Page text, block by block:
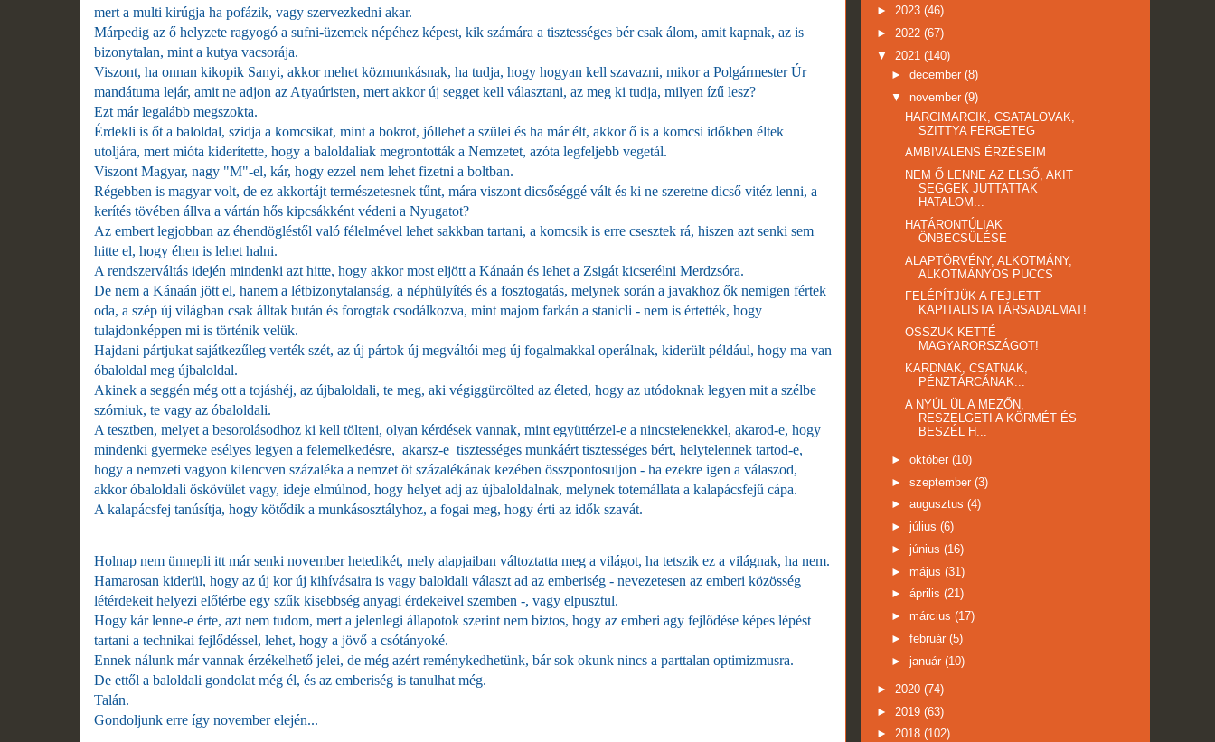
mert a multi kirúgja ha pofázik, vagy szervezkedni akar.
Márpedig az ő helyzete ragyogó a sufni-üzemek népéhez képest, kik számára a tisztességes bér csak álom, amit kapnak, az is
bizonytalan, mint a kutya vacsorája.
Viszont, ha onnan kikopik Sanyi, akkor mehet közmunkásnak, ha tudja, hogy hogyan kell szavazni, mikor a Polgármester Úr
mandátuma lejár, amit ne adjon az Atyaúristen, mert akkor új segget kell választani, az meg ki tudja, milyen ízű lesz?
Ezt már legalább megszokta.
Érdekli is őt a baloldal, szidja a komcsikat, mint a bokrot, jóllehet a szülei és ha már élt, akkor ő is a komcsi időkben éltek
utoljára, mert mióta kiderítette, hogy a baloldaliak megrontották a Nemzetet, azóta legfeljebb vegetál.
Viszont Magyar, nagy "M"-el, kár, hogy ezzel nem lehet fizetni a boltban.
Régebben is magyar volt, de ez akkortájt természetesnek tűnt, mára viszont dicsőséggé vált és ki ne szeretne dicső vitéz lenni, a
kerítés tövében állva a vártán hős kipcsákként védeni a Nyugatot?
Az embert legjobban az éhendögléstől való félelmével lehet sakkban tartani, a komcsik is erre csesztek rá, hiszen azt senki sem
hitte el, hogy éhen is lehet halni.
A rendszerváltás idején mindenki azt hitte, hogy akkor most eljött a Kánaán és lehet a Zsigát kicserélni Merdzsóra.
De nem a Kánaán jött el, hanem a létbizonytalanság, a néphülyítés és a fosztogatás, melynek során a javakhoz ők nemigen fértek
oda, a szép új világban csak álltak bután és forogtak csodálkozva, mint majom farkán a stanicli - nem is értették, hogy
tulajdonképpen mi is történik velük.
Hajdani pártjukat sajátkezűleg verték szét, az új pártok új megváltói meg új fogalmakkal operálnak, kiderült például, hogy ma van
óbaloldal meg újbaloldal.
Akinek a seggén még ott a tojáshéj, az újbaloldali, te meg, aki végiggürcölted az életed, hogy az utódoknak legyen mit a szélbe
szórniuk, te vagy az óbaloldali.
A tesztben, melyet a besorolásodhoz ki kell tölteni, olyan kérdések vannak, mint együttérzel-e a nincstelenekkel, akarod-e, hogy
mindenki gyermeke esélyes legyen a felemelkedésre, akarsz-e tisztességes munkáért tisztességes bért, helytelennek tartod-e,
hogy a nemzeti vagyon kilencven százaléka a nemzet öt százalékának kezében összpontosuljon - ha ezekre igen a válaszod,
akkor óbaloldali őskövület vagy, ideje elmúlnod, hogy helyet adj az újbaloldalnak, melynek totemállata a kalapácsfejű cápa.
A kalapácsfej tanúsítja, hogy kötődik a munkásosztályhoz, a fogai meg, hogy érti az idők szavát.
Holnap nem ünnepli itt már senki november hetedikét, mely alapjaiban változtatta meg a világot, ha tetszik ez a világnak, ha nem.
Hamarosan kiderül, hogy az új kor új kihívásaira is vagy baloldali választ ad az emberiség - nevezetesen az emberi közösség
létérdekeit helyezi előtérbe egy szűk kisebbség anyagi érdekeivel szemben -, vagy elpusztul.
Hogy kár lenne-e érte, azt nem tudom, mert a jelenlegi állapotok szerint nem biztos, hogy az emberi agy fejlődése képes lépést
tartani a technikai fejlődéssel, lehet, hogy a jövő a csótányoké.
Ennek nálunk már vannak érzékelhető jelei, de még azért reménykedhetünk, bár sok okunk nincs a parttalan optimizmusra.
De ettől a baloldali gondolat még él, és az emberiség is tanulhat még.
Talán.
Gondoljunk erre így november elején...
► 2023 (46)
► 2022 (67)
▼ 2021 (140)
► december (8)
▼ november (9)
HARCIMARCIK, CSATALOVAK,
SZITTYA FERGETEG
AMBIVALENS ÉRZÉSEIM
NEM Ő LENNE AZ ELSŐ, AKIT
SEGGEK JUTTATTAK
HATALOM...
HATÁRONTÚLIAK
ÖNBECSÜLÉSE
ALAPTÖRVÉNY, ALKOTMÁNY,
ALKOTMÁNYOS PUCCS
FELÉPÍTJÜK A FEJLETT
KAPITALISTA TÁRSADALMAT!
OSSZUK KETTÉ
MAGYARORSZÁGOT!
KARDNAK, CSATNAK,
PÉNZTÁRCÁNAK...
A NYÚL ÜL A MEZŐN,
RESZELGETI A KÖRMÉT ÉS
BESZÉL H...
► október (10)
► szeptember (3)
► augusztus (4)
► július (6)
► június (16)
► május (31)
► április (21)
► március (17)
► február (5)
► január (10)
► 2020 (74)
► 2019 (63)
► 2018 (102)